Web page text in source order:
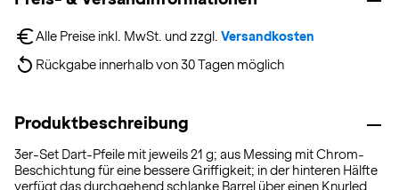
Alle Preise inkl. MwSt. und zzgl. Versandkosten
Rückgabe innerhalb von 30 Tagen möglich
Produktbeschreibung
3er-Set Dart-Pfeile mit jeweils 21 g; aus Messing mit Chrom-
Beschichtung für eine bessere Griffigkeit; in der hinteren Hälfte
verfügt das durchgehend schlanke Barrel über einen Knurled